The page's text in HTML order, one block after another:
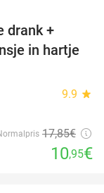
drank +
in hartje
9.9 star
17,85€
10,95€